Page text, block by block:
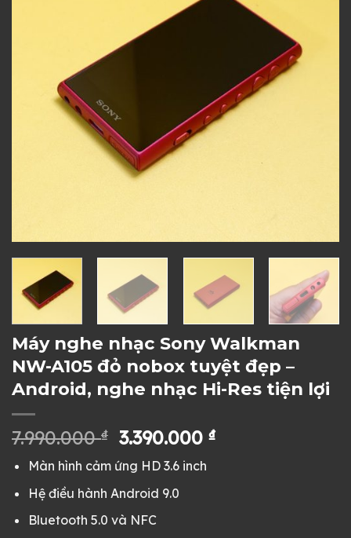
Máy nghe nhạc Sony Walkman
NW-A105 đỏ nobox tuyệt đẹp –
Android, nghe nhạc Hi-Res tiện lợi
7.990.000₫
Giá
gốc
là:
7.990.000 ₫.
3.390.000₫Giá
Màn hình cảm ứng HD 3.6 inch
Hệ điều hành Android 9.0
Bluetooth 5.0 và NFC